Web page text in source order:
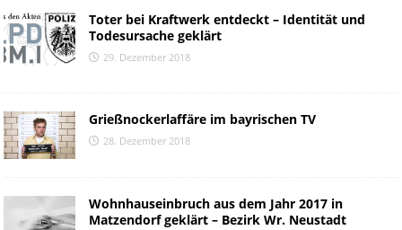
Toter bei Kraftwerk entdeckt – Identität und
Todesursache geklärt
29. Dezember 2018
Grießnockerlaffäre im bayrischen TV
28. Dezember 2018
Wohnhauseinbruch aus dem Jahr 2017 in
Matzendorf geklärt – Bezirk Wr. Neustadt